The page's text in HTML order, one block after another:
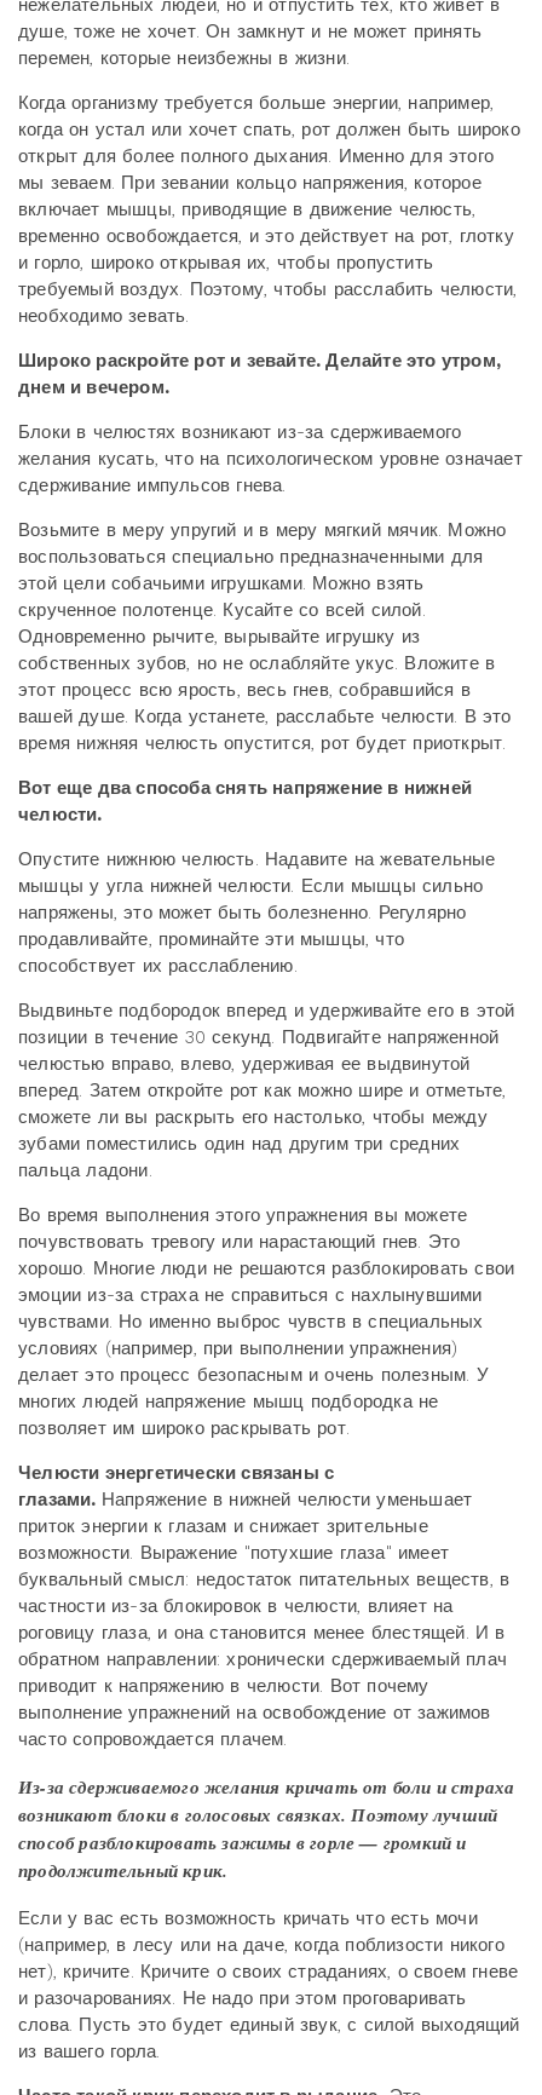
нежелательных людей, но и отпустить тех, кто живет в
душе, тоже не хочет. Он замкнут и не может принять
перемен, которые неизбежны в жизни.
Когда организму требуется больше энергии, например,
когда он устал или хочет спать, рот должен быть широко
открыт для более полного дыхания. Именно для этого
мы зеваем. При зевании кольцо напряжения, которое
включает мышцы, приводящие в движение челюсть,
временно освобождается, и это действует на рот, глотку
и горло, широко открывая их, чтобы пропустить
требуемый воздух. Поэтому, чтобы расслабить челюсти,
необходимо зевать.
Широко раскройте рот и зевайте. Делайте это утром,
днем и вечером.
Блоки в челюстях возникают из-за сдерживаемого
желания кусать, что на психологическом уровне означает
сдерживание импульсов гнева.
Возьмите в меру упругий и в меру мягкий мячик. Можно
воспользоваться специально предназначенными для
этой цели собачьими игрушками. Можно взять
скрученное полотенце. Кусайте со всей силой.
Одновременно рычите, вырывайте игрушку из
собственных зубов, но не ослабляйте укус. Вложите в
этот процесс всю ярость, весь гнев, собравшийся в
вашей душе. Когда устанете, расслабьте челюсти. В это
время нижняя челюсть опустится, рот будет приоткрыт.
Вот еще два способа снять напряжение в нижней
челюсти.
Опустите нижнюю челюсть. Надавите на жевательные
мышцы у угла нижней челюсти. Если мышцы сильно
напряжены, это может быть болезненно. Регулярно
продавливайте, проминайте эти мышцы, что
способствует их расслаблению.
Выдвиньте подбородок вперед и удерживайте его в этой
позиции в течение 30 секунд. Подвигайте напряженной
челюстью вправо, влево, удерживая ее выдвинутой
вперед. Затем откройте рот как можно шире и отметьте,
сможете ли вы раскрыть его настолько, чтобы между
зубами поместились один над другим три средних
пальца ладони.
Во время выполнения этого упражнения вы можете
почувствовать тревогу или нарастающий гнев. Это
хорошо. Многие люди не решаются разблокировать свои
эмоции из-за страха не справиться с нахлынувшими
чувствами. Но именно выброс чувств в специальных
условиях (например, при выполнении упражнения)
делает это процесс безопасным и очень полезным. У
многих людей напряжение мышц подбородка не
позволяет им широко раскрывать рот.
Челюсти энергетически связаны с
глазами. Напряжение в нижней челюсти уменьшает
приток энергии к глазам и снижает зрительные
возможности. Выражение "потухшие глаза" имеет
буквальный смысл: недостаток питательных веществ, в
частности из-за блокировок в челюсти, влияет на
роговицу глаза, и она становится менее блестящей. И в
обратном направлении: хронически сдерживаемый плач
приводит к напряжению в челюсти. Вот почему
выполнение упражнений на освобождение от зажимов
часто сопровождается плачем.
Из-за сдерживаемого желания кричать от боли и страха
возникают блоки в голосовых связках. Поэтому лучший
способ разблокировать зажимы в горле — громкий и
продолжительный крик.
Если у вас есть возможность кричать что есть мочи
(например, в лесу или на даче, когда поблизости никого
нет), кричите. Кричите о своих страданиях, о своем гневе
и разочарованиях. Не надо при этом проговаривать
слова. Пусть это будет единый звук, с силой выходящий
из вашего горла.